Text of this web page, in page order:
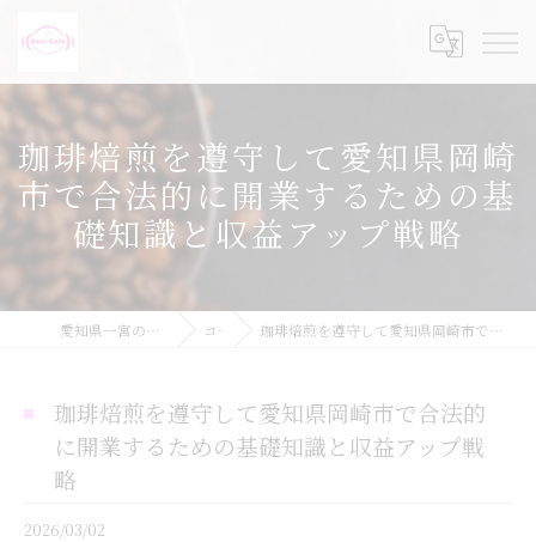
珈琲焙煎を遵守して愛知県岡崎
市で合法的に開業するための基
礎知識と収益アップ戦略
愛知県一宮の珈琲焙煎ならKeni Cafe コラム 珈琲焙煎を遵守して愛知県岡崎市で合法的に開業するための基礎知識と収益アップ戦略
珈琲焙煎を遵守して愛知県岡崎市で合法的
に開業するための基礎知識と収益アップ戦
略
2026/03/02